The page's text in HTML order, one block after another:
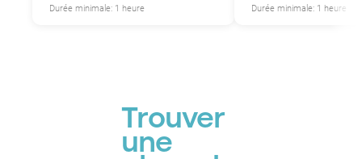
Durée minimale: 1 heure
Durée minimale: 1 heure
Trouver
une